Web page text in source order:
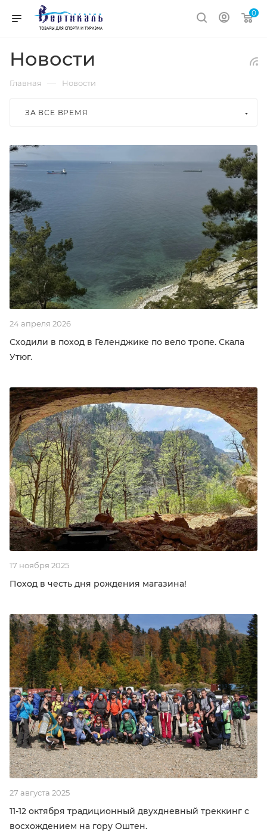
0
Новости
Главная — Новости
ЗА ВСЕ ВРЕМЯ
24 апреля 2026
Сходили в поход в Геленджике по вело тропе. Скала
Утюг.
17 ноября 2025
Поход в честь дня рождения магазина!
27 августа 2025
11-12 октября традиционный двухдневный треккинг с
восхождением на гору Оштен.